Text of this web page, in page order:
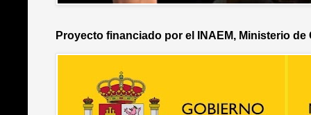
Proyecto financiado por el INAEM, Ministerio de